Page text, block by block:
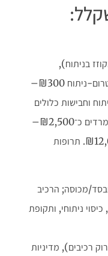
(לעיתים מקוזז בניתוח),
הדמיה/צילום ₪400–₪1,200, בדיקות טרום-ניתוח ₪300–
וחבישות כלולים
במחיר החבילה, אך יש מרכזים שמפרידים: מרדים כ־₪2,500–
₪6,000, אגרות מתקן כ־₪6,000–₪12,000. תרופות
מכוסה; הרכיב
ניתוחי, ותקופת
רכיבים), מדיניות